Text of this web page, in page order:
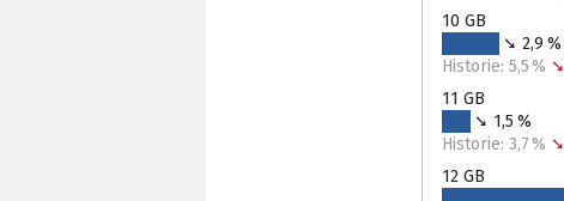
10 GB
➘ 2,9 %
Historie: 5,5 % ➘
11 GB
➘ 1,5 %
Historie: 3,7 % ➘
12 GB